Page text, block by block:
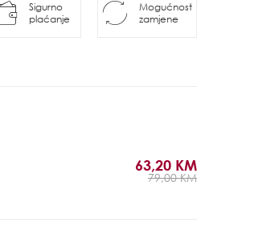
Sigurno
plaćanje
Mogućnost
zamjene
63,20 KM
79,00 KM